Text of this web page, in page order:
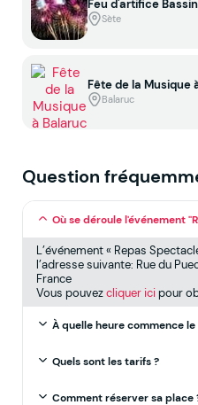
Feu d'artifice
Sète
Fête de la Musique
Balaruc
Question
Où se déroule l'événement
L’événement « Repas
l’adresse suivante: Rue du
France
Vous pouvezcliquer icipour
À quelle heure commence
Quels sont les tarifs ?
Comment réserver sa place